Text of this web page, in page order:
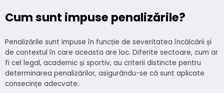
Cum sunt impuse penalizările?
Penalizările sunt impuse în funcție de severitatea încălcării și
de contextul în care aceasta are loc. Diferite sectoare, cum ar
fi cel legal, academic și sportiv, au criterii distincte pentru
determinarea penalizărilor, asigurându-se că sunt aplicate
consecințe adecvate.